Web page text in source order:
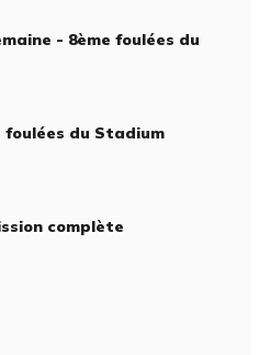
- 8ème foulées du
foulées du Stadium
complète